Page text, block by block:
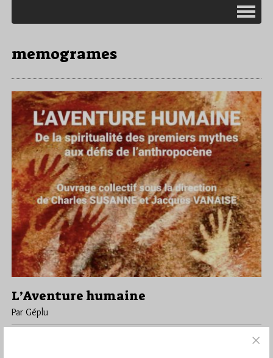
memogrames
L’Aventure humaine
Par Géplu